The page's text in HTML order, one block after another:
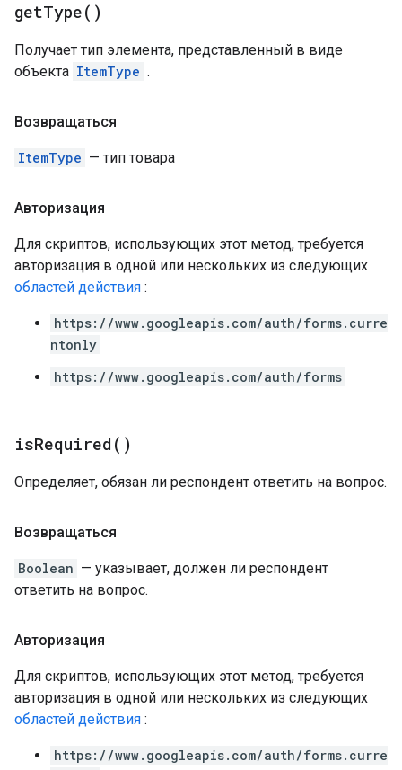
getType( )
Получает тип элемента, представленный в виде
объекта ItemType .
Возвращаться
ItemType — тип товара
Авторизация
Для скриптов, использующих этот метод, требуется
авторизация в одной или нескольких из следующих
областей действия :
https://www.googleapis.com/auth/forms.curre
ntonly
https://www.googleapis.com/auth/forms
isRequired( )
Определяет, обязан ли респондент ответить на вопрос.
Возвращаться
Boolean — указывает, должен ли респондент
ответить на вопрос.
Авторизация
Для скриптов, использующих этот метод, требуется
авторизация в одной или нескольких из следующих
областей действия :
https://www.googleapis.com/auth/forms.curre